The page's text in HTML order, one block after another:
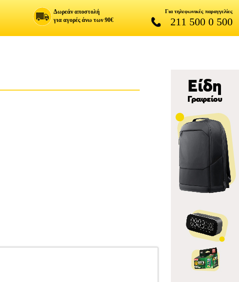
Δωρεάν αποστολή
για αγορές άνω των 90€
Για τηλεφωνικές παραγγελίες
211 500 0 500